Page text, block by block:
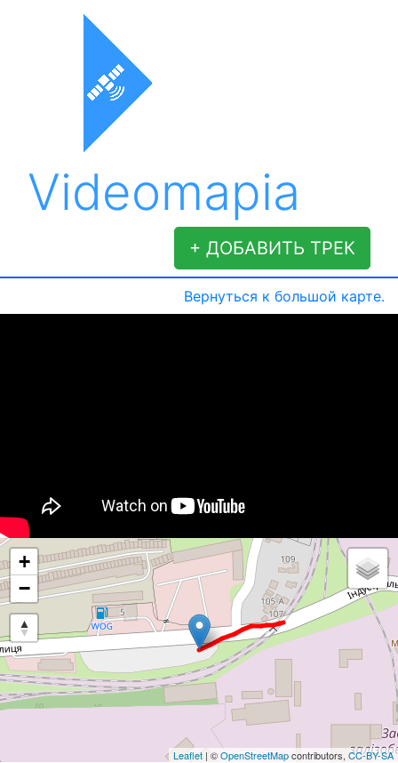
Videomapia
+ ДОБАВИТЬ ТРЕК
Вернуться к большой карте.
+
−
Leaflet | ©OpenStreetMapcontributors, CC-BY-SA